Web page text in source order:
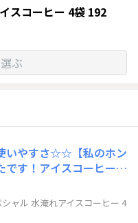
スコーヒー 4袋 192
ぶ
すさ☆☆【私のホン
です！アイスコーヒーの
、 とても飲みや
いました。 （ず
んです。あまりの暑さ
ャル 水淹れアイスコーヒー 4